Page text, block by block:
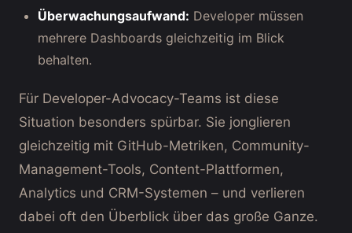
Überwachungsaufwand: Developer müssen
mehrere Dashboards gleichzeitig im Blick
behalten.
Für Developer-Advocacy-Teams ist diese
Situation besonders spürbar. Sie jonglieren
gleichzeitig mit GitHub-Metriken, Community-
Management-Tools, Content-Plattformen,
Analytics und CRM-Systemen – und verlieren
dabei oft den Überblick über das große Ganze.